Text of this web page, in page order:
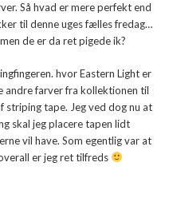
Så hvad er mere perfekt end
til denne uges fælles fredag…
de er da ret pigede ik?
hvor Eastern Light er
andre farver fra kollektionen til
tape. Jeg ved dog nu at
skal jeg placere tapen lidt
vil have. Som egentlig var at
er jeg ret tilfreds